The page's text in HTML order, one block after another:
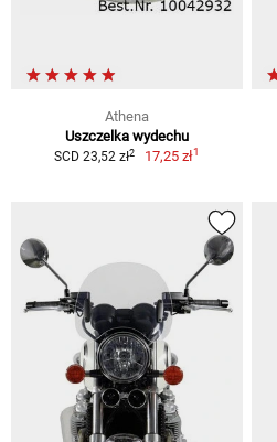
Athena
Uszczelka wydechu
SCD 23,52 zł2 17,25 zł1